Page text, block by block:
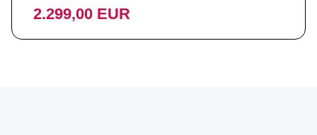
2.299,00 EUR